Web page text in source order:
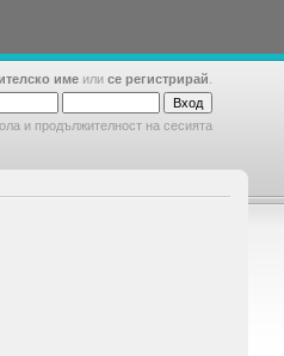
име или се регистрирай
и продължителност на сесията